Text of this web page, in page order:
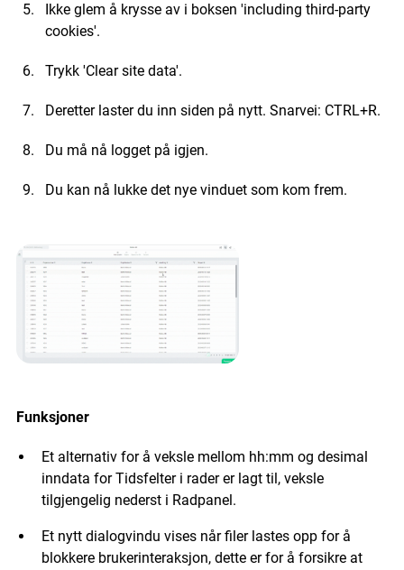
Ikke glem å krysse av i boksen 'including third-party
cookies'.
Trykk 'Clear site data'.
Deretter laster du inn siden på nytt. Snarvei: CTRL+R.
Du må nå logget på igjen.
Du kan nå lukke det nye vinduet som kom frem.
Funksjoner
Et alternativ for å veksle mellom hh:mm og desimal
inndata for Tidsfelter i rader er lagt til, veksle
tilgjengelig nederst i Radpanel.
Et nytt dialogvindu vises når filer lastes opp for å
blokkere brukerinteraksjon, dette er for å forsikre at